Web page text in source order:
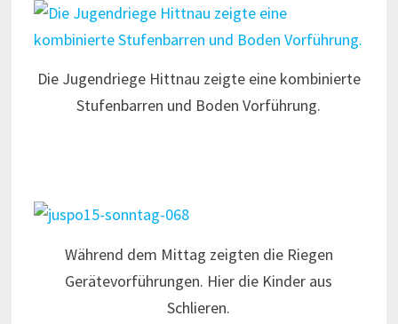
Die Jugendriege Hittnau zeigte eine kombinierte
Stufenbarren und Boden Vorführung.
Während dem Mittag zeigten die Riegen
Gerätevorführungen. Hier die Kinder aus
Schlieren.